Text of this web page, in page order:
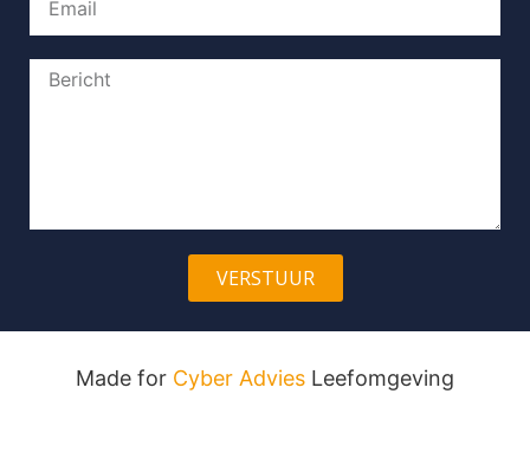
VERSTUUR
Made for Cyber Advies Leefomgeving